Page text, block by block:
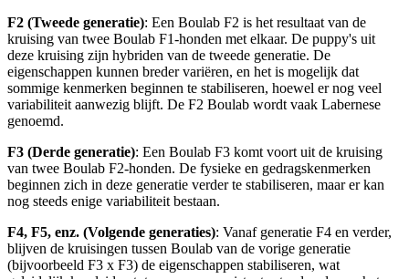
F2 (Tweede generatie): Een Boulab F2 is het resultaat van de
kruising van twee Boulab F1-honden met elkaar. De puppy's uit
deze kruising zijn hybriden van de tweede generatie. De
eigenschappen kunnen breder variëren, en het is mogelijk dat
sommige kenmerken beginnen te stabiliseren, hoewel er nog veel
variabiliteit aanwezig blijft. De F2 Boulab wordt vaak Labernese
genoemd.
F3 (Derde generatie): Een Boulab F3 komt voort uit de kruising
van twee Boulab F2-honden. De fysieke en gedragskenmerken
beginnen zich in deze generatie verder te stabiliseren, maar er kan
nog steeds enige variabiliteit bestaan.
F4, F5, enz. (Volgende generaties): Vanaf generatie F4 en verder,
blijven de kruisingen tussen Boulab van de vorige generatie
(bijvoorbeeld F3 x F3) de eigenschappen stabiliseren, wat